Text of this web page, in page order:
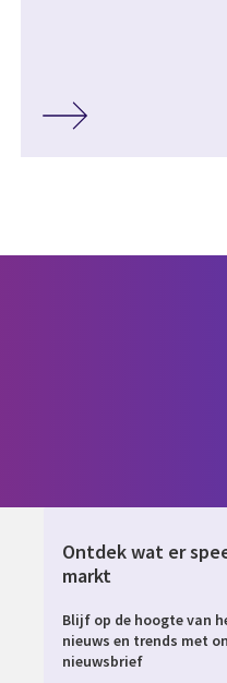
Ontdek wat er
markt
Blijf op de hoogte van
nieuws en trends met
nieuwsbrief